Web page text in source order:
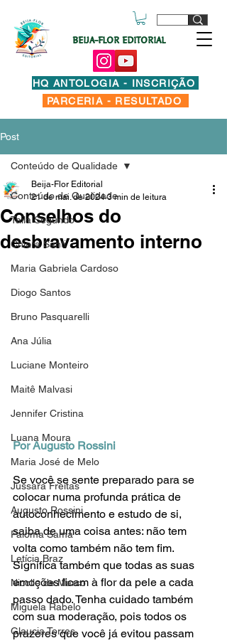
BEIJA-FLOR EDITORIAL
PARCERIA - RESULTADO
HQ ANTOLOGIA - INSCRIÇÃO
Post
Conteúdo de Qualidade
Taila Segundo
Chiara Santi
Maria Gabriela Cardoso
Diogo Santos
Bruno Pasquarelli
Ana Júlia
Luciane Monteiro
Maitê Malvasi
Jennifer Cristina
Luana Moura
Maria José de Melo
Jussara Freitas
Augusto Rossini
Paloma Sama
Letícia Braz
Nicolle de Marco
Miguela Rabelo
Glaucia Torres
Conteúdo de Qualidade
Conselhos do
desbravamento interno
Beija-Flor Editorial
21 de mai. de 2024 3 min de leitura
Por Augusto Rossini
Se você se sente preparado para se
colocar numa profunda prática de
autoconhecimento e estudo de si,
saiba de uma coisa antes: não tem
volta como também não tem fim.
Significa também que todas as suas
emoções ficam à flor da pele a cada
passo dado. Tenha cuidado também
com sua moderação, pois todos os
prazeres que você já evitou passam